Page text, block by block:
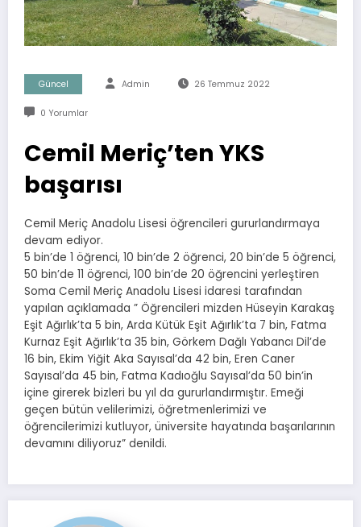
Güncel Admin 26 Temmuz 2022
0 Yorumlar
Cemil Meriç’ten YKS
başarısı
Cemil Meriç Anadolu Lisesi öğrencileri gururlandırmaya
devam ediyor.
5 bin’de 1 öğrenci, 10 bin’de 2 öğrenci, 20 bin’de 5 öğrenci,
50 bin’de 11 öğrenci, 100 bin’de 20 öğrencini yerleştiren
Soma Cemil Meriç Anadolu Lisesi idaresi tarafından
yapılan açıklamada ” Öğrencileri mizden Hüseyin Karakaş
Eşit Ağırlık’ta 5 bin, Arda Kütük Eşit Ağırlık’ta 7 bin, Fatma
Kurnaz Eşit Ağırlık’ta 35 bin, Görkem Dağlı Yabancı Dil’de
16 bin, Ekim Yiğit Aka Sayısal’da 42 bin, Eren Caner
Sayısal’da 45 bin, Fatma Kadıoğlu Sayısal’da 50 bin’in
içine girerek bizleri bu yıl da gururlandırmıştır. Emeği
geçen bütün velilerimizi, öğretmenlerimizi ve
öğrencilerimizi kutluyor, üniversite hayatında başarılarının
devamını diliyoruz” denildi.